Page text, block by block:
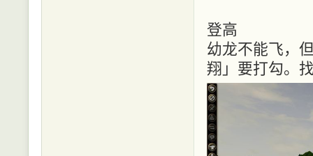
登高
幼龙不能飞，
翔」要打勾。